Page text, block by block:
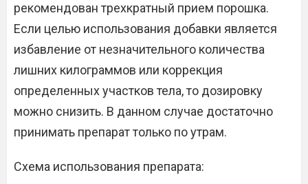
рекомендован трехкратный прием порошка.
Если целью использования добавки является
избавление от незначительного количества
лишних килограммов или коррекция
определенных участков тела, то дозировку
можно снизить. В данном случае достаточно
принимать препарат только по утрам.
Схема использования препарата: